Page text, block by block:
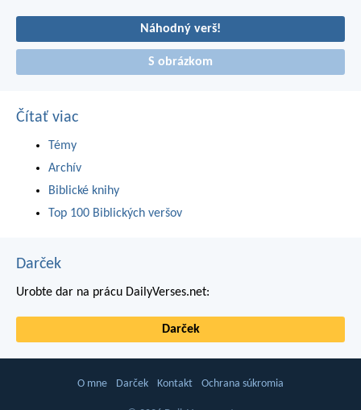
Náhodný verš!
S obrázkom
Čítať viac
Témy
Archív
Biblické knihy
Top 100 Biblických veršov
Darček
Urobte dar na prácu DailyVerses.net:
Darček
O mne Darček Kontakt Ochrana súkromia